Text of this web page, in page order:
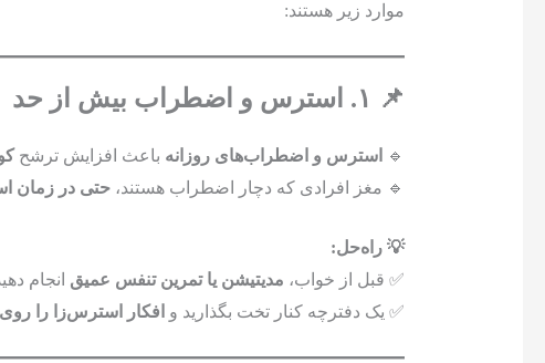
موارد زیر هستند:
📌 ۱. استرس و اضطراب بیش از حد
🔹 استرس و اضطراب‌های روزانه باعث افزایش ترشح
🔹 مغز افرادی که دچار اضطراب هستند، حتی در زمان
💡 راه‌حل:
✅ قبل از خواب، مدیتیشن یا تمرین تنفس عمیق انجام
✅ یک دفترچه کنار تخت بگذارید و افکار استرس‌زا را